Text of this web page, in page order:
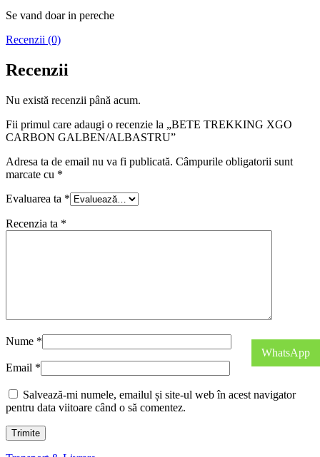
Se vand doar in pereche
Recenzii (0)
Recenzii
Nu există recenzii până acum.
Fii primul care adaugi o recenzie la „BETE TREKKING XGO
CARBON GALBEN/ALBASTRU”
Adresa ta de email nu va fi publicată. Câmpurile obligatorii sunt
marcate cu *
Evaluarea ta *
Recenzia ta *
Nume *
Email *
Salvează-mi numele, emailul și site-ul web în acest navigator
pentru data viitoare când o să comentez.
WhatsApp